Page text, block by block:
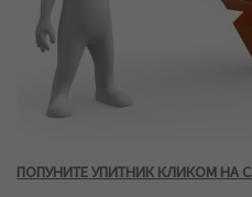
ПОПУНИТЕ УПИТНИК КЛИКОМ НА